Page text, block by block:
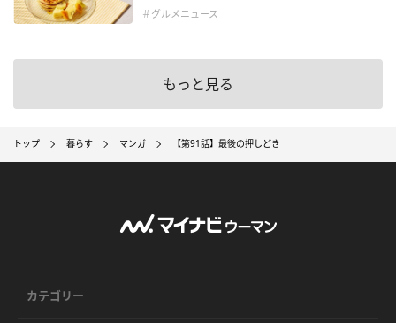
＃グルメニュース
もっと見る
トップ 暮らす マンガ 【第91話】最後の押しどき
カテゴリー